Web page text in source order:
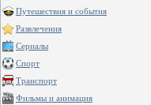
Путешествия и события
Развлечения
Сериалы
Спорт
Транспорт
Фильмы и анимация